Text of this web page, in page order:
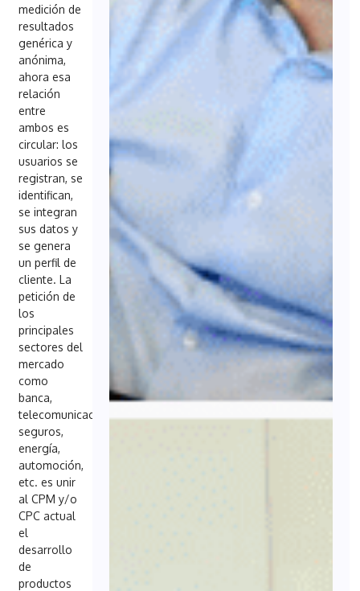
medición de
resultados
genérica y
anónima,
ahora esa
relación
entre
ambos es
circular: los
usuarios se
registran, se
identifican,
se integran
sus datos y
se genera
un perfil de
cliente. La
petición de
los
principales
sectores del
mercado
como
banca,
telecomunicaciones,
seguros,
energía,
automoción,
etc. es unir
al CPM y/o
CPC actual
el
desarrollo
de
productos